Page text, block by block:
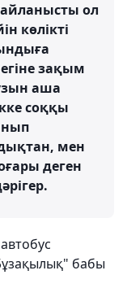
ол
көлікті
зақым
аша
соққы
мен
деген
бабы